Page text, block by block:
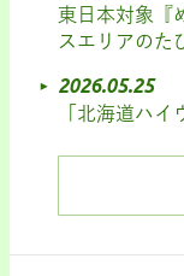
東日本対象『
スエリアのた
2026.05.25
「北海道ハ